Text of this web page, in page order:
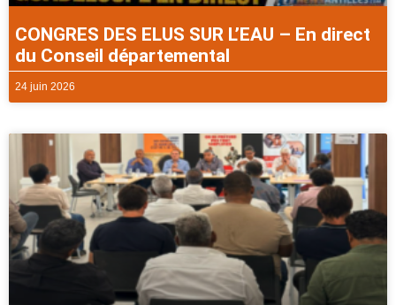
CONGRES DES ELUS SUR L’EAU – En direct
du Conseil départemental
24 juin 2026